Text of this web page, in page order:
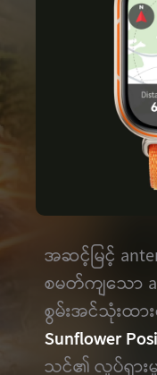
အဆင့်မြင့်
စမတ်ကျသော
စွမ်းအင်သုံးထာ
Sunflower
သင်၏ လှုပ်ရှာ